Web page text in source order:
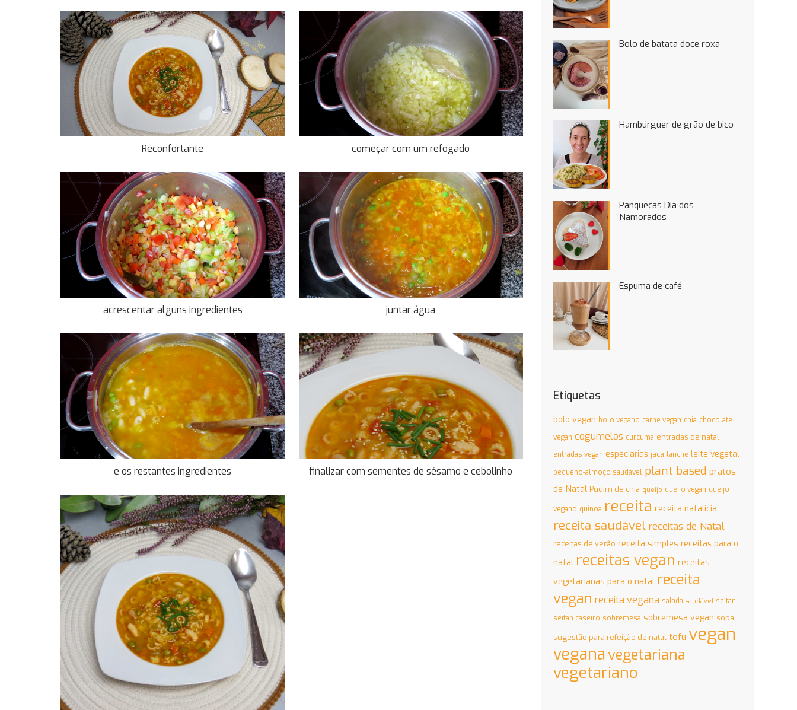
Reconfortante começar com um refogado
acrescentar alguns ingredientes juntar água
e os restantes ingredientes finalizar com sementes de sésamo e cebolinho
Bolo de batata doce roxa
Hambúrguer de grão de bico
Panquecas Dia dos
Namorados
Espuma de café
Etiquetas
bolo vegan bolo vegano carne vegan chia chocolate
vegan cogumelos curcuma entradas de natal
entradas vegan especiarias jaca lanche leite vegetal
pequeno-almoço saudável plant based pratos
de Natal Pudim de chia queijo queijo vegan queijo
vegano quinoa receita receita natalicia
receita saudável receitas de Natal
receitas de verão receita simples receitas para o
natal receitas vegan receitas
vegetarianas para o natal receita
vegan receita vegana salada saudável seitan
seitan caseiro sobremesa sobremesa vegan sopa
sugestão para refeição de natal tofu vegan
veganavegetariana
vegetariano